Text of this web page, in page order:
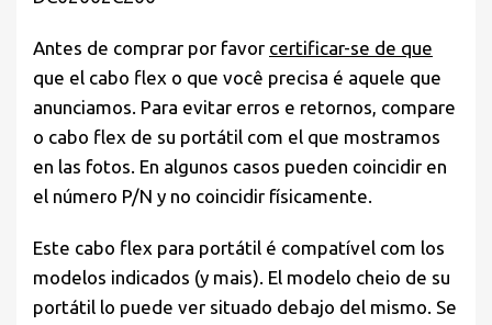
Antes de comprar por favor certificar-se de que
que el cabo flex o que você precisa é aquele que
anunciamos. Para evitar erros e retornos, compare
o cabo flex de su portátil com el que mostramos
en las fotos. En algunos casos pueden coincidir en
el número P/N y no coincidir físicamente.
Este cabo flex para portátil é compatível com los
modelos indicados (y mais). El modelo cheio de su
portátil lo puede ver situado debajo del mismo. Se